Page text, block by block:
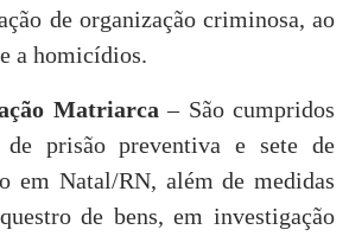
de organização criminosa, ao
a homicídios.
Matriarca – São cumpridos
de prisão preventiva e sete de
em Natal/RN, além de medidas
de bens, em investigação